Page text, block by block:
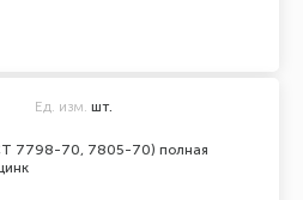
7798-70, 7805-70) полная
Ед. изм. шт.